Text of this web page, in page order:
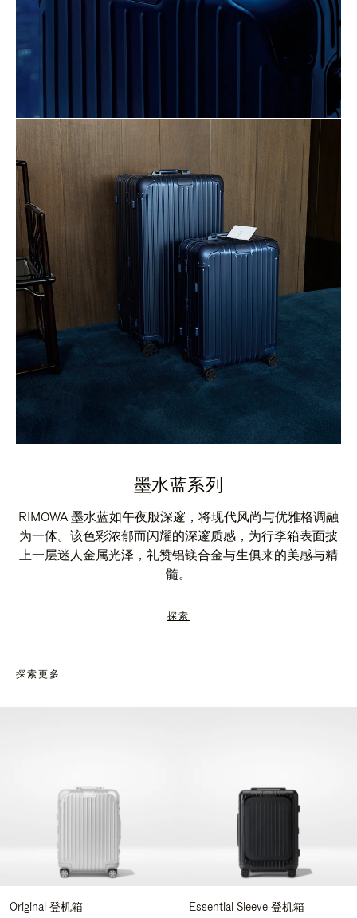
墨水蓝系列
RIMOWA 墨水蓝如午夜般深邃，将现代风尚与优雅格调融
为一体。该色彩浓郁而闪耀的深邃质感，为行李箱表面披
上一层迷人金属光泽，礼赞铝镁合金与生俱来的美感与精
髓。
探索
探索更多
Original 登机箱
Essential Sleeve 登机箱